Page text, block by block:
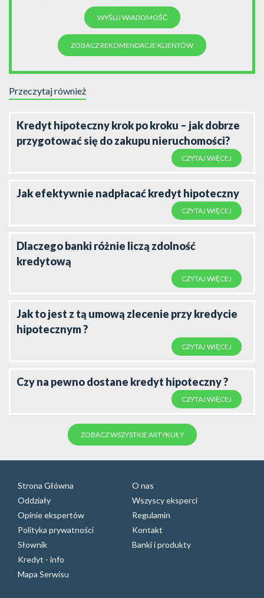
ZOBACZ REKOMENDACJE KLIENTÓW
Przeczytaj również
Kredyt hipoteczny krok po kroku – jak dobrze
przygotować się do zakupu nieruchomości?
CZYTAJ WIĘCEJ
Jak efektywnie nadpłacać kredyt hipoteczny
CZYTAJ WIĘCEJ
Dlaczego banki różnie liczą zdolność
kredytową
CZYTAJ WIĘCEJ
Jak to jest z tą umową zlecenie przy kredycie
hipotecznym ?
CZYTAJ WIĘCEJ
Czy na pewno dostane kredyt hipoteczny ?
CZYTAJ WIĘCEJ
ZOBACZ WSZYSTKIE ARTYKUŁY
Strona Główna
O nas
Oddziały
Wszyscy eksperci
Opinie ekspertów
Regulamin
Polityka prywatności
Kontakt
Słownik
Banki i produkty
Kredyt - info
Mapa Serwisu